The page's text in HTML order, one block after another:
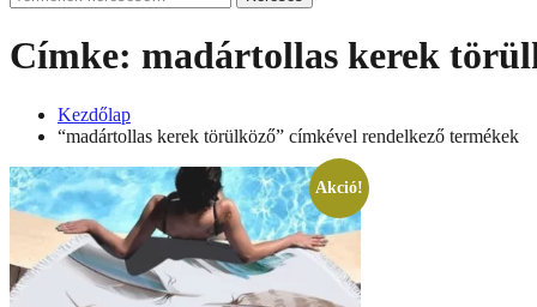
a
Címke: madártollas kerek
Kezdőlap
“madártollas kerek törülköző” címkével rendelkező termékek
Akció!